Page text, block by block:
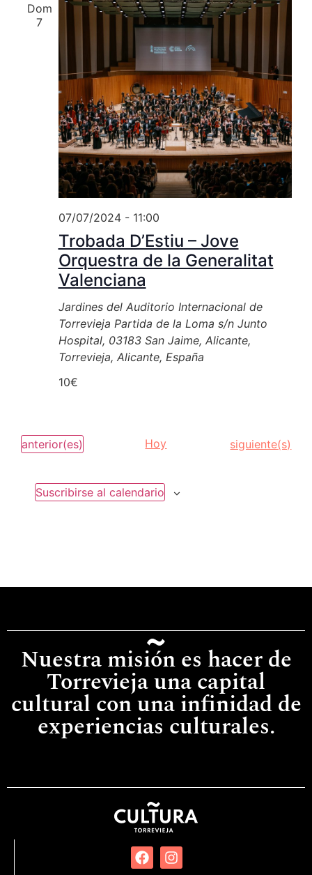
Dom
7
Trobada D’Estiu – Jove
Orquestra de la Generalitat
Valenciana
07/07/2024 - 11:00
Jardines del Auditorio Internacional de
Torrevieja Partida de la Loma s/n Junto
Hospital, 03183 San Jaime, Alicante,
Torrevieja, Alicante, España
10€
Eventos
anterior(es) Hoy Eventos
siguiente(s)
Suscribirse al calendario
Nuestra misión es hacer de
Torrevieja una capital
cultural con una infinidad de
experiencias culturales.